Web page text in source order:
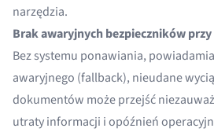
narzędzia.
Brak awaryjnych bezpieczników
Bez systemu ponawiania,
awaryjnego (fallback), nieudane
dokumentów może przejść
utraty informacji i opóźnień